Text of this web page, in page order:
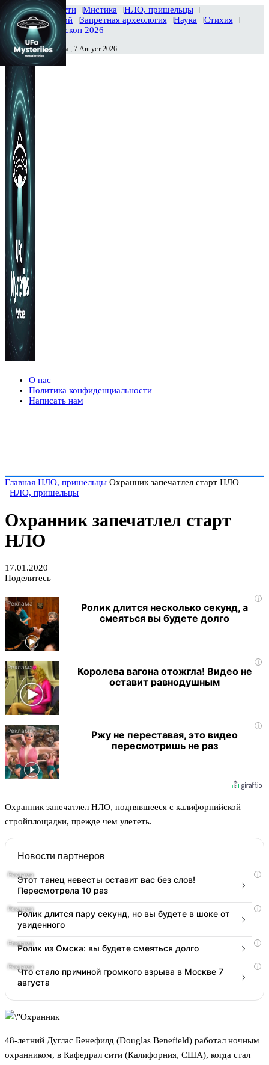
Главная Новости Мистика
НЛО, пришельцы
Тайны вселенной
Запретная археология Наука
Стихия
История
Гороскоп 2026
Сегодня Пятница , 7 Август 2026
О нас
Политика конфиденциальности
Написать нам
Главная НЛО, пришельцы Охранник запечатлел старт НЛО
НЛО, пришельцы
Охранник запечатлел старт
НЛО
17.01.2020
Поделитесь
i
Ролик длится несколько секунд, а
смеяться вы будете долго
i
Королева вагона отожгла! Видео не
оставит равнодушным
i
Ржу не переставая, это видео
пересмотришь не раз
Охранник запечатлел НЛО, поднявшееся с калифорнийской
стройплощадки, прежде чем улететь.
Новости партнеров
i
Этот танец невесты оставит вас без слов!
Пересмотрела 10 раз
i
Ролик длится пару секунд, но вы будете в шоке от
увиденного
i
Ролик из Омска: вы будете смеяться долго
i
Что стало причиной громкого взрыва в Москве 7
августа
48-летний Дуглас Бенефилд (Douglas Benefield) работал ночным
охранником, в Кафедрал сити (Калифорния, США), когда стал